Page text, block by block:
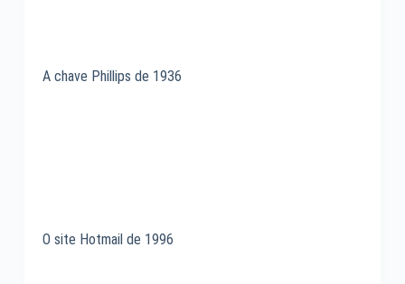
A chave Phillips de 1936
O site Hotmail de 1996